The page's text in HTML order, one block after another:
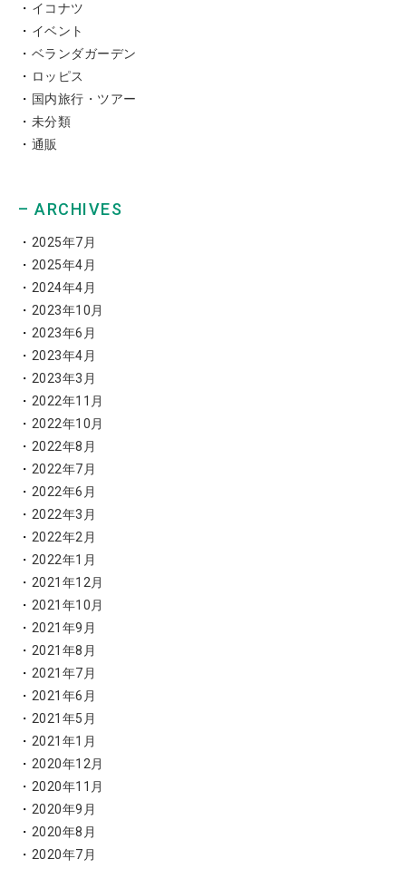
イコナツ
イベント
ベランダガーデン
ロッピス
国内旅行・ツアー
未分類
通販
– ARCHIVES
2025年7月
2025年4月
2024年4月
2023年10月
2023年6月
2023年4月
2023年3月
2022年11月
2022年10月
2022年8月
2022年7月
2022年6月
2022年3月
2022年2月
2022年1月
2021年12月
2021年10月
2021年9月
2021年8月
2021年7月
2021年6月
2021年5月
2021年1月
2020年12月
2020年11月
2020年9月
2020年8月
2020年7月